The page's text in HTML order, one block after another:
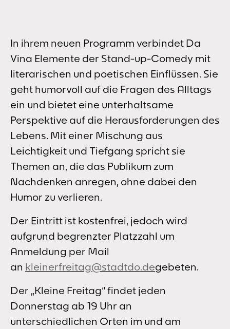
In ihrem neuen Programm verbindet Da
Vina Elemente der Stand-up-Comedy mit
literarischen und poetischen Einflüssen. Sie
geht humorvoll auf die Fragen des Alltags
ein und bietet eine unterhaltsame
Perspektive auf die Herausforderungen des
Lebens. Mit einer Mischung aus
Leichtigkeit und Tiefgang spricht sie
Themen an, die das Publikum zum
Nachdenken anregen, ohne dabei den
Humor zu verlieren.
Der Eintritt ist kostenfrei, jedoch wird
aufgrund begrenzter Platzzahl um
Anmeldung per Mail
an kleinerfreitag@stadtdo.degebeten.
Der „Kleine Freitag“ findet jeden
Donnerstag ab 19 Uhr an
unterschiedlichen Orten im und am